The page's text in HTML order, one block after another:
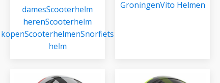
damesScooterhelm
herenScooterhelm
kopenScooterhelmenSnorfiets
helm
GroningenVito Helmen